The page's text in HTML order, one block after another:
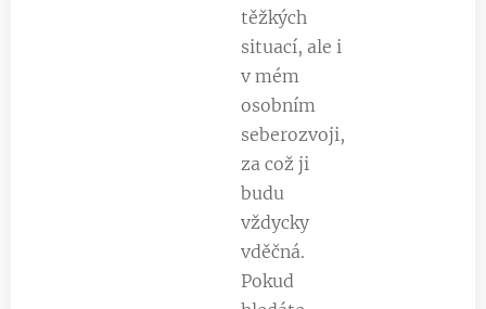
těžkých
situací, ale i
v mém
osobním
seberozvoji,
za což ji
budu
vždycky
vděčná.
Pokud